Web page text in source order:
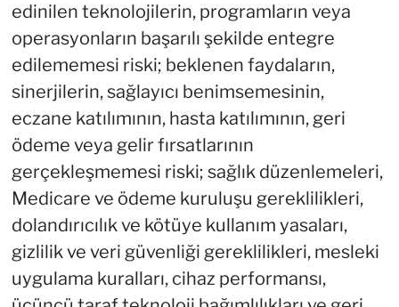
edinilen teknolojilerin, programların veya
operasyonların başarılı şekilde entegre
edilememesi riski; beklenen faydaların,
sinerjilerin, sağlayıcı benimsemesinin,
eczane katılımının, hasta katılımının, geri
ödeme veya gelir fırsatlarının
gerçekleşmemesi riski; sağlık düzenlemeleri,
Medicare ve ödeme kuruluşu gereklilikleri,
dolandırıcılık ve kötüye kullanım yasaları,
gizlilik ve veri güvenliği gereklilikleri, mesleki
uygulama kuralları, cihaz performansı,